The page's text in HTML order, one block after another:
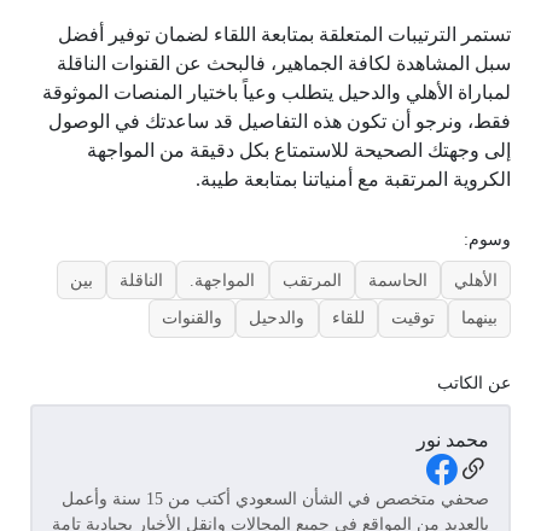
تستمر الترتيبات المتعلقة بمتابعة اللقاء لضمان توفير أفضل
سبل المشاهدة لكافة الجماهير، فالبحث عن القنوات الناقلة
لمباراة الأهلي والدحيل يتطلب وعياً باختيار المنصات الموثوقة
فقط، ونرجو أن تكون هذه التفاصيل قد ساعدتك في الوصول
إلى وجهتك الصحيحة للاستمتاع بكل دقيقة من المواجهة
الكروية المرتقبة مع أمنياتنا بمتابعة طيبة.
وسوم:
الأهلي الحاسمة المرتقب المواجهة. الناقلة
بين
بينهما
توقيت للقاء والدحيل والقنوات
عن الكاتب
محمد نور
Social Links
صحفي متخصص في الشأن السعودي أكتب من 15 سنة وأعمل
بالعديد من المواقع في جميع المجالات وانقل الأخبار بحيادية تامة